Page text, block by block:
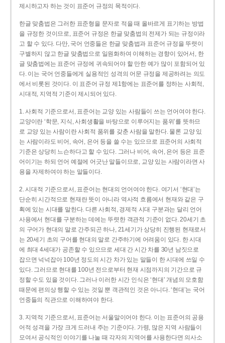
제시하고자 하는 것이 표준어 규정의 목적이다.
한글 맞춤법은 그러한 표준형을 문자로 적을 때 올바르게 표기하는 방법
을 규정한 것이므로, 표준어 규정은 한글 맞춤법의 전제가 되는 규정이라
고 할 수 있다. 다만, 국어 언중들은 한글 맞춤법과 표준어 규정을 뚜렷이
구별하지 않고 한글 맞춤법으로 일원화하여 이해하는 경향이 있어서, 한
글 맞춤법에는 표준어 규정에 귀속되어야 할 만한 예가 많이 포함되어 있
다. 이는 국어 언중들에게 실용적인 성격의 어문 규정을 제공하려는 의도
에서 비롯된 것이다. 이 표준어 규정 제1항에는 표준어를 정하는 사회적,
시대적, 지역적 기준이 제시되어 있다.
1. 사회적 기준으로서, 표준어는 교양 있는 사람들이 쓰는 언어여야 한다.
교양이란 ‘학문, 지식, 사회생활을 바탕으로 이루어지는 품위’를 뜻하므
로 교양 있는 사람이란 사회적 품위를 갖춘 사람을 말한다. 물론 교양 있
는 사람이라도 비어, 속어, 은어 등을 쓸 수는 있으므로 표준어의 사회적
기준은 상당히 느슨하다고 할 수 있다. 그러나 비어, 속어, 은어 등은 표준
어이기는 하되 언어 예절에 어긋난 말들이므로, 교양 있는 사람이라면 사
용을 자제하여야 하는 말들이다.
2. 시대적 기준으로서, 표준어는 현대의 언어여야 한다. 여기서 ‘현대’는
단순히 시간적으로 현재란 뜻이 아니라 역사적 흐름에서 현재와 같은 구
획에 있는 시대를 말한다. 다른 사회적, 경제적 시대 구분과는 달리 언어
사용에서 현대를 구분하는 데에는 뚜렷한 객관적 기준이 없다. 20세기 초
의 구어가 현대의 말로 간주되곤 하나, 21세기가 상당히 진행된 현재로서
는 20세기 초의 구어를 현대의 말로 간주하기에 어려움이 있다. 한 시대
에 최대 4세대가 공존할 수 있으므로 세대 간 시간 차를 30년 남짓으로
잡으면 넉넉잡아 100년 정도의 시간 차가 있는 말들이 한 시대에 쓰일 수
있다. 그러므로 현대를 100년 전으로부터 현재 시점까지의 기간으로 규
정할 수도 있을 것이다. 그러나 이러한 시간 인식은 ‘현대’ 개념의 모호함
때문에 편의상 행할 수 있는 것일 뿐 객관적인 것은 아니다. ‘현대’는 국어
언중들의 직관으로 이해하여야 한다.
3. 지역적 기준으로서, 표준어는 서울말이어야 한다. 이는 표준어의 공용
어적 성격을 가장 크게 드러내 주는 기준이다. 가령, 많은 지역 사람들이
모여서 공식적인 이야기를 나눌 때 각자의 지역어를 사용한다면 의사소